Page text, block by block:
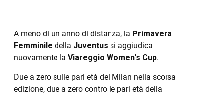
A meno di un anno di distanza, la Primavera
Femminile della Juventus si aggiudica
nuovamente la Viareggio Women's Cup.
Due a zero sulle pari età del Milan nella scorsa
edizione, due a zero contro le pari età della